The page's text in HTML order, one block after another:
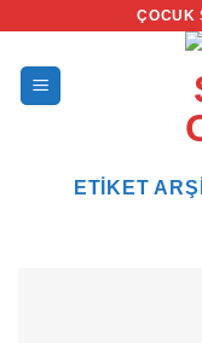
ÇOCUK
ETIKET